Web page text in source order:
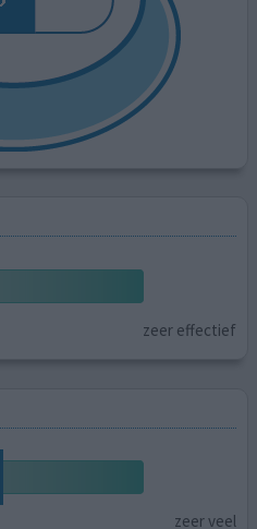
zeer effectief
zeer veel